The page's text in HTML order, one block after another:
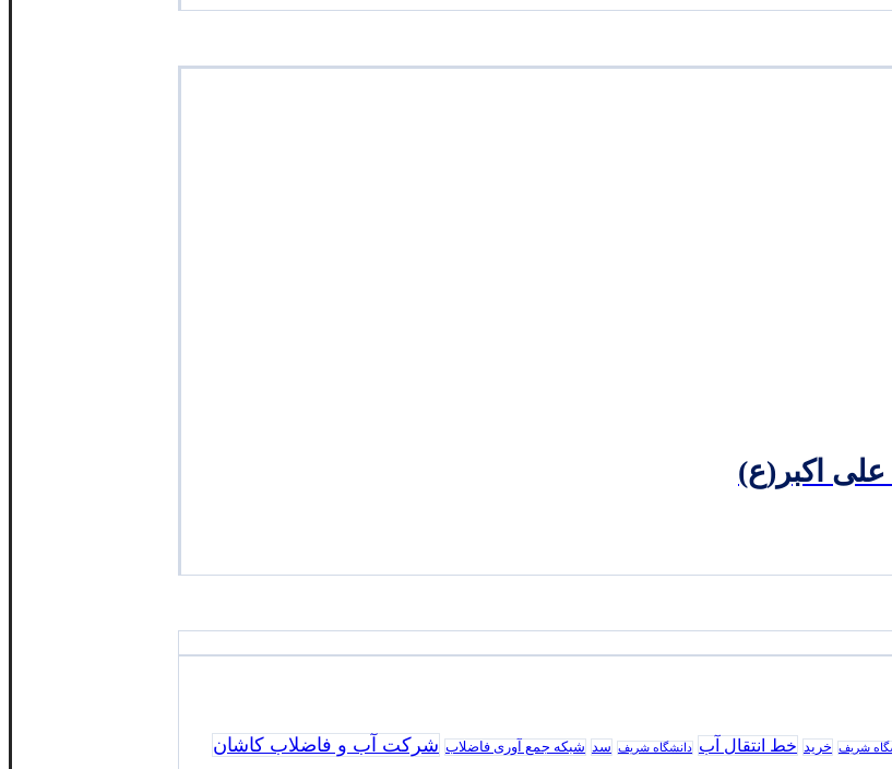
اکبر(ع)
شریف خرید خط انتقال آب دانشگاه شریف سد شبکه جمع آوری فاضلاب شرکت آب و فاضلاب کاشان